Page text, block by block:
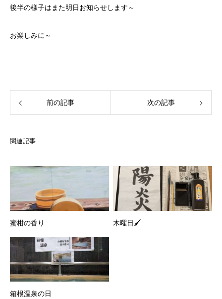
後半の様子はまた明日お知らせします～
お楽しみに～
前の記事 次の記事
関連記事
蜜柑の香り 木曜日🖌
箱根温泉の日